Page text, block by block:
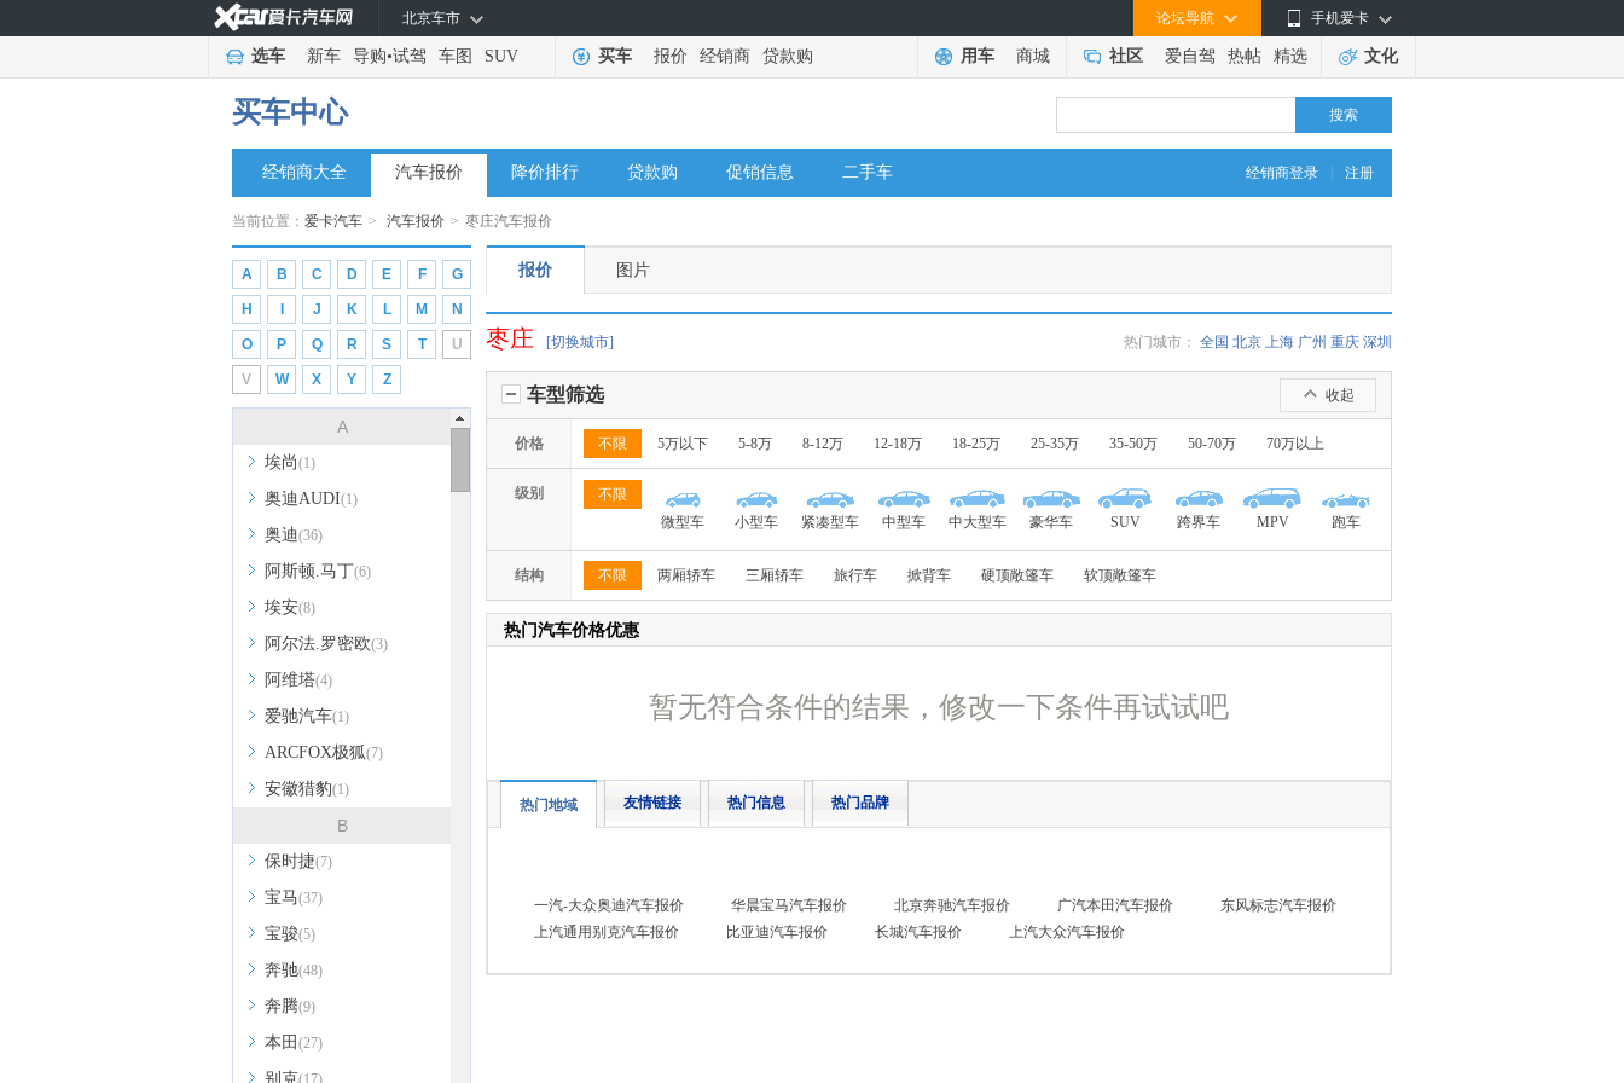
手机爱卡
论坛导航
北京车市
选车 新车 导购•试驾 车图 SUV 买车 报价 经销商 贷款购 用车 商城 社区 爱自驾 热帖 精选 文化
买车中心 搜索
经销商登录 注册
经销商大全 汽车报价 降价排行 贷款购 促销信息 二手车
当前位置： 爱卡汽车 > 汽车报价 > 枣庄汽车报价
A B C D E F G
H J K L M N
O P Q R S T U
V W X Y Z
A
埃尚(1)
奥迪AUDI(1)
奥迪(36)
阿斯顿.马丁(6)
埃安(8)
阿尔法.罗密欧(3)
阿维塔(4)
爱驰汽车(1)
ARCFOX极狐(7)
安徽猎豹(1)
B
保时捷(7)
宝马(37)
宝骏(5)
奔驰(48)
奔腾(9)
本田 (27)
别克(17)
报价 图片
热门城市： 全国 北京 上海 广州 重庆 深圳
枣庄 [切换城市]
收起
车型筛选
价格 不限 5万以下 5-8万 8-12万 12-18万 18-25万 25-35万 35-50万 50-70万 70万以上
级别
不限
微型车
小型车 紧凑型车 中型车 中大型车 豪华车 SUV 跨界车 MPV 跑车
结构 不限 两厢轿车 三厢轿车 旅行车 掀背车 硬顶敞篷车 软顶敞篷车
热门汽车价格优惠
暂无符合条件的结果，修改一下条件再试试吧
热门地域 友情链接 热门信息 热门品牌
一汽-大众奥迪汽车报价 华晨宝马汽车报价 北京奔驰汽车报价 广汽本田汽车报价
东风标志汽车报价
上汽通用别克汽车报价
比亚迪汽车报价 长城汽车报价 上汽大众汽车报价